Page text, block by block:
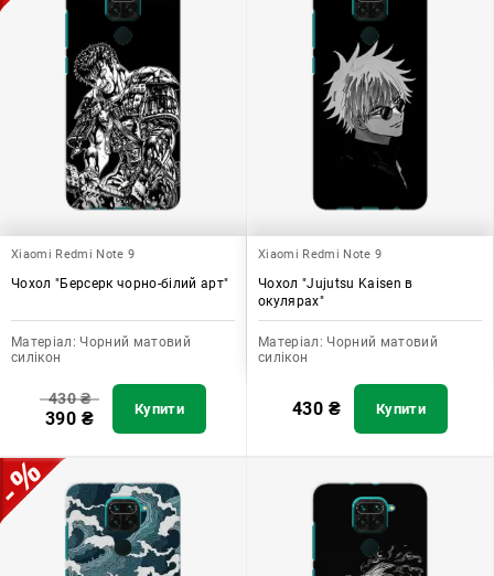
Xiaomi Redmi Note 9
Чохол "Берсерк чорно-білий арт"
Матеріал: Чорний матовий
силікон
430₴
390 ₴ Купити
Xiaomi Redmi Note 9
Чохол "Jujutsu Kaisen в
окулярах"
Матеріал: Чорний матовий
силікон
430 ₴ Купити